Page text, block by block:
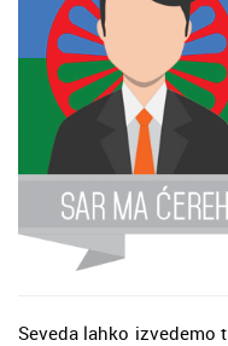
Seveda lahko izvedemo